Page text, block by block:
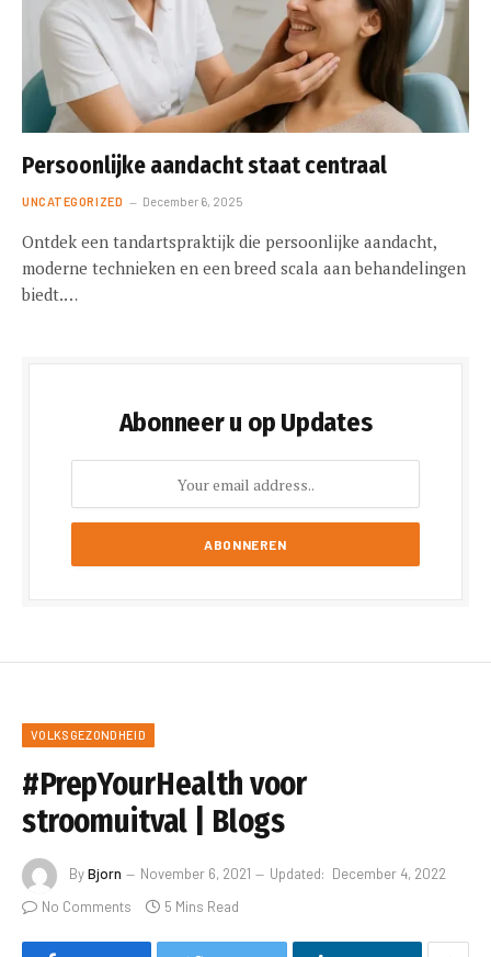
Persoonlijke aandacht staat centraal
UNCATEGORIZED December 6, 2025
Ontdek een tandartspraktijk die persoonlijke aandacht,
moderne technieken en een breed scala aan behandelingen
biedt.…
Abonneer u op Updates
VOLKSGEZONDHEID
#PrepYourHealth voor
stroomuitval | Blogs
ByBjorn November 6, 2021 Updated: December 4, 2022
No Comments
5 Mins Read